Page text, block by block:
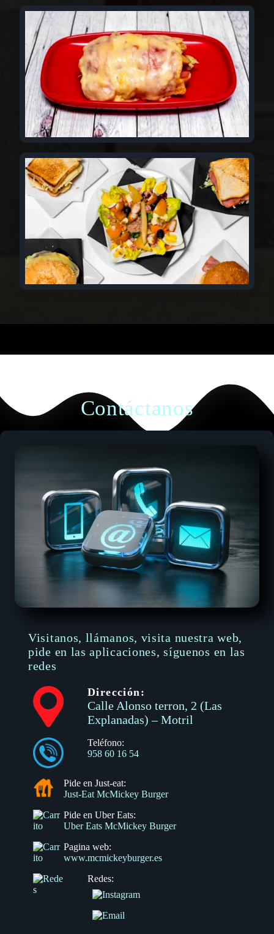
Contáctanos
Visitanos, llámanos, visita nuestra web,
pide en las aplicaciones, síguenos en las
redes
Dirección:
Calle Alonso terron, 2 (Las
Explanadas) – Motril
Teléfono:
958 60 16 54
Pide en Just-eat:
Just-Eat McMickey Burger
Pide en Uber Eats:
Uber Eats McMickey Burger
Pagina web:
www.mcmickeyburger.es
Redes: